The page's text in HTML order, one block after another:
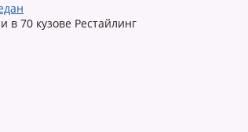
70 кузове Рестайлинг